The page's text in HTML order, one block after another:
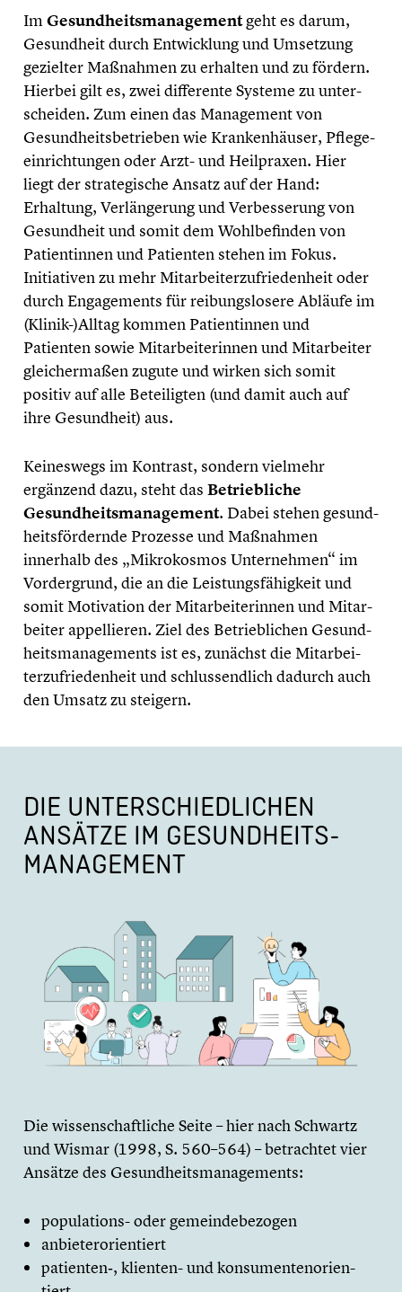
Im Gesundheits­managementgeht es darum,
Gesund­heit durch Entwick­lung und Umsetzung
gezielter Maßnahmen zu erhalten und zu fördern.
Hierbei gilt es, zwei diffe­rente Systeme zu unter­
schei­den. Zum einen das Manage­ment von
Gesund­heits­be­trie­ben wie Kranken­häu­ser, Pflege­
ein­rich­tun­gen oder Arzt- und Heilpra­xen. Hier
liegt der strate­gi­sche Ansatz auf der Hand:
Erhaltung, Verlän­ge­rung und Verbes­se­rung von
Gesund­heit und somit dem Wohlbe­fin­den von
Patien­tin­nen und Patienten stehen im Fokus.
Initia­ti­ven zu mehr Mitar­bei­ter­zu­frie­den­heit oder
durch Engage­ments für reibungs­lo­sere Abläufe im
(Klinik-)Alltag kommen Patien­tin­nen und
Patienten sowie Mitar­bei­te­rin­nen und Mitar­bei­ter
gleicher­ma­ßen zugute und wirken sich somit
positiv auf alle Betei­lig­ten (und damit auch auf
ihre Gesund­heit) aus.
Keines­wegs im Kontrast, sondern vielmehr
ergänzend dazu, steht das Betrieb­li­che
Gesundheits­management. Dabei stehen gesund­
heits­för­dernde Prozesse und Maßnahmen
innerhalb des „Mikro­kos­mos Unter­neh­men“ im
Vorder­grund, die an die Leistungs­fä­hig­keit und
somit Motiva­tion der Mitar­bei­te­rin­nen und Mitar­
bei­ter appel­lie­ren. Ziel des Betrieb­li­chen Gesund­
heits­ma­nage­ments ist es, zunächst die Mitar­bei­
ter­zu­frie­den­heit und schluss­end­lich dadurch auch
den Umsatz zu steigern.
DIE UNTER­SCHIED­LI­CHEN
ANSÄTZE IM GESUNDHEITS­
MANAGEMENT
Die wissen­schaft­li­che Seite – hier nach Schwartz
und Wismar (1998, S. 560–564) – betrach­tet vier
Ansätze des Gesund­heits­ma­nage­ments:
populations- oder gemein­de­be­zo­gen
anbie­ter­ori­en­tiert
patienten‑, klienten- und konsu­men­ten­ori­en­